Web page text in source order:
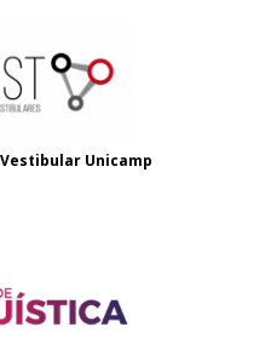
Vestibular Unicamp